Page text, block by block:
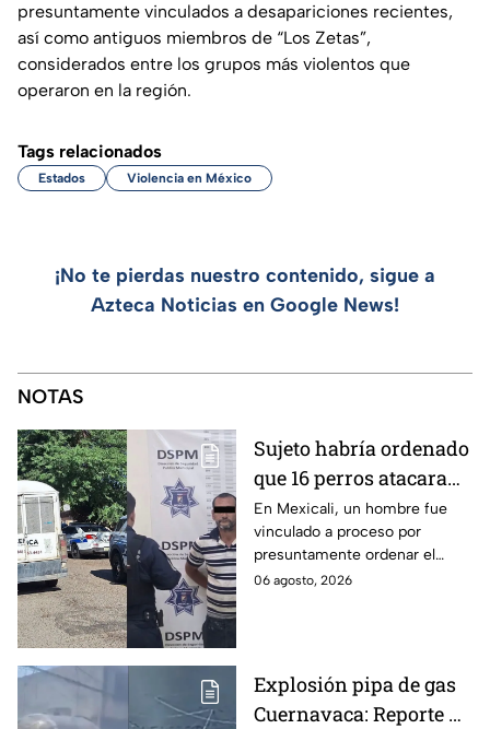
presuntamente vinculados a desapariciones recientes,
así como antiguos miembros de “Los Zetas”,
considerados entre los grupos más violentos que
operaron en la región.
Tags relacionados
Estados Violencia en México
¡No te pierdas nuestro contenido, sigue a
Azteca Noticias en Google News!
NOTAS
Sujeto habría ordenado
que 16 perros atacaran
a su hermana con
discapacidad en
Mexicali, BC
En Mexicali, un hombre fue
vinculado a proceso por
presuntamente ordenar el
ataque de 16 perros contra su
06 agosto, 2026
Explosión pipa de gas
Cuernavaca: Reporte de